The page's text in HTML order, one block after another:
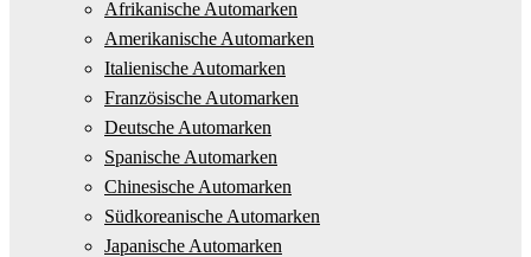
Afrikanische Automarken
Amerikanische Automarken
Italienische Automarken
Französische Automarken
Deutsche Automarken
Spanische Automarken
Chinesische Automarken
Südkoreanische Automarken
Japanische Automarken